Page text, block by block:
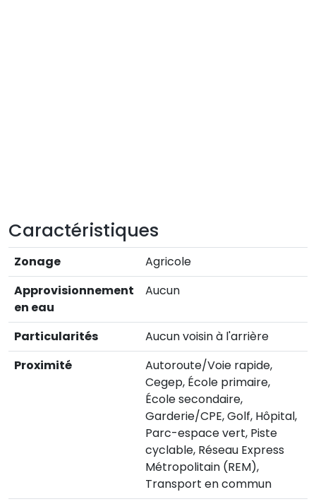
Caractéristiques
Zonage
Agricole
Approvisionnement
en eau
Aucun
Particularités
Aucun voisin à l'arrière
Proximité
Autoroute/Voie rapide,
Cegep, École primaire,
École secondaire,
Garderie/CPE, Golf, Hôpital,
Parc-espace vert, Piste
cyclable, Réseau Express
Métropolitain (REM),
Transport en commun